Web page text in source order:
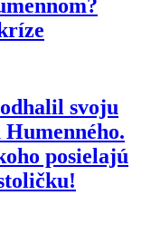
svoju
posielajú